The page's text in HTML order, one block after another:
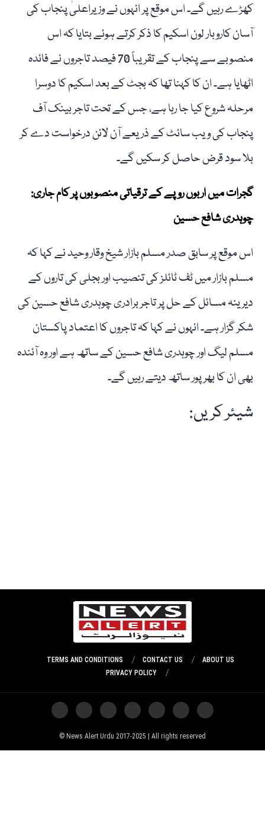
کھڑے رہیں گے۔ اس موقع پر انہوں نے وزیراعلیٰ پنجاب کی
آسان کاروبار لون اسکیم کا ذکر کرتے ہوئے بتایا کہ اس
منصوبے سے پنجاب کے تقریباً 70 فیصد تاجروں نے فائدہ
اٹھایا ہے۔ ان کا کہنا تھا کہ بجٹ کے بعد اسکیم کا دوسرا
مرحلہ شروع کیا جا رہا ہے، جس کے تحت تاجر بینک آف
پنجاب کی ویب سائٹ کے ذریعے آن لائن درخواست دے کر
بلا سود قرض حاصل کر سکیں گے۔
گجرات میں اربوں روپے کے ترقیاتی منصوبوں پر کام جاری:
چوہدری شافع حسین
اس موقع پر سابق صدر مسلم بازار شیخ وقار وحید نے کہا کہ
مسلم بازار میں ٹف ٹائلز کی تنصیب اور بجلی کی تاروں کے
دیرینہ مسائل کے حل پر تاجر برادری چوہدری شافع حسین کی
شکر گزار ہے۔ انہوں نے کہا کہ تاجروں کا اعتماد پاکستان
مسلم لیگ اور چوہدری شافع حسین کے ساتھ ہے اور وہ آئندہ
بھی ان کا بھرپور ساتھ دیتے رہیں گے۔
شیئر کریں:
ABOUT US
CONTACT US
TERMS AND CONDITIONS
PRIVACY POLICY
News Alert Urdu 2017-2025 | All rights reserved ©